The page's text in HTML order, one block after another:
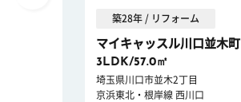
築28年 / リフォーム
マイキャッスル川口並木町
3LDK/57.0㎡
埼玉県川口市並木2丁目
京浜東北・根岸線 西川口